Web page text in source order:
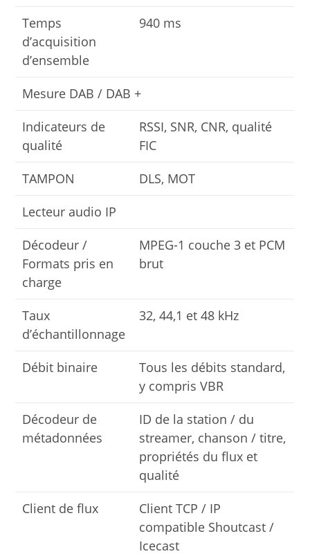
Temps
d’acquisition
d’ensemble
940 ms
Mesure DAB / DAB +
Indicateurs de
qualité
RSSI, SNR, CNR, qualité
FIC
TAMPON
DLS, MOT
Lecteur audio IP
Décodeur /
Formats pris en
charge
MPEG-1 couche 3 et PCM
brut
Taux
d’échantillonnage
32, 44,1 et 48 kHz
Débit binaire
Tous les débits standard,
y compris VBR
Décodeur de
métadonnées
ID de la station / du
streamer, chanson / titre,
propriétés du flux et
qualité
Client de flux
Client TCP / IP
compatible Shoutcast /
Icecast